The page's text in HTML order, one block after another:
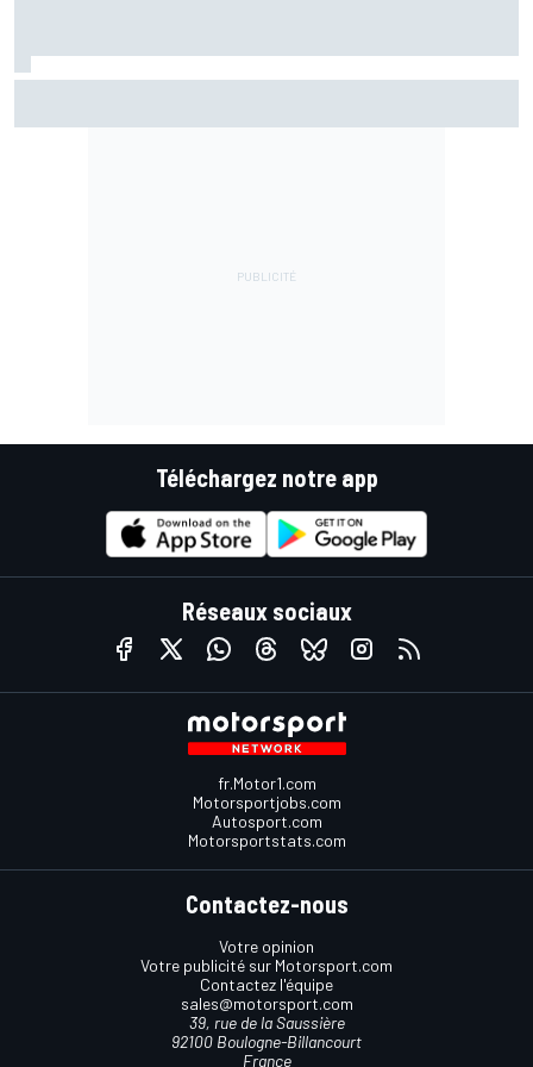
Téléchargez notre app
Réseaux sociaux
fr.Motor1.com
Motorsportjobs.com
Autosport.com
Motorsportstats.com
Contactez-nous
Votre opinion
Votre publicité sur Motorsport.com
Contactez l'équipe
sales@motorsport.com
39, rue de la Saussière
92100 Boulogne-Billancourt
France